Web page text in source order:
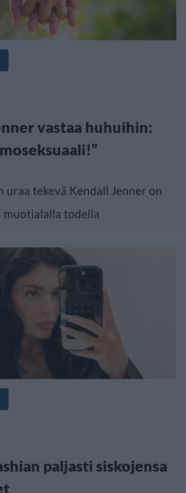
vastaa huhuihin:
uraa tekevä Kendall Jenner on
muotialalla todella
paljasti siskojensa